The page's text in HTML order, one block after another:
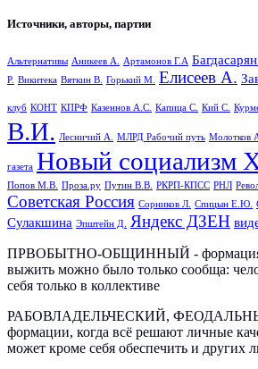
Источники, авторы, партии
Альтернативы Аникеев А. Артамонов Г.А
Р. Викитека Вяткин В. Горький М. Елисеев А.
клуб КОНТ КПРФ Казеннов А.С. Капица С. Кий С.
В.И. Лесничий А. МЛРД Рабочий путь Молотков
газета Новый социализм
Попов М.В.
Проза.ру Путин В.В. РКРП-КПСС РНЛ
Советская Россия Сорников Л. Спицын Е.Ю.
Сулакшина Эпштейн Д. Яндекс ДЗЕН
ПРВОБЫТНО-ОБЩИННЫЙ - формация,
выжить можно было только сообща:
себя только в коллективе
РАБОВЛАДЕЛЬЧЕСКИЙ,
формации, когда всё решают личные
может кроме себя обеспечить и других